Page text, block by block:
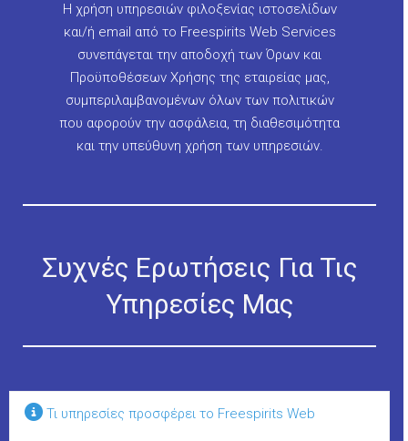
Η χρήση υπηρεσιών φιλοξενίας ιστοσελίδων
και/ή email από το Freespirits Web Services
συνεπάγεται την αποδοχή των Όρων και
Προϋποθέσεων Χρήσης της εταιρείας μας,
συμπεριλαμβανομένων όλων των πολιτικών
που αφορούν την ασφάλεια, τη διαθεσιμότητα
και την υπεύθυνη χρήση των υπηρεσιών.
Συχνές Ερωτήσεις Για Τις
Υπηρεσίες Μας
Τι υπηρεσίες προσφέρει το Freespirits Web